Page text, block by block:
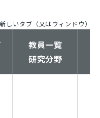
しいタブ（又はウィンドウ）で
教員一覧
研究分野